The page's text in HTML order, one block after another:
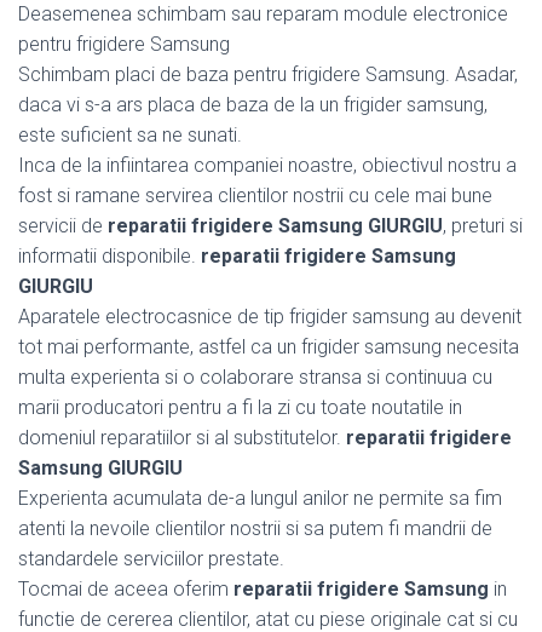
Deasemenea schimbam sau reparam module electronice
pentru frigidere Samsung
Schimbam placi de baza pentru frigidere Samsung. Asadar,
daca vi s-a ars placa de baza de la un frigider samsung,
este suficient sa ne sunati.
Inca de la infiintarea companiei noastre, obiectivul nostru a
fost si ramane servirea clientilor nostrii cu cele mai bune
servicii de reparatii frigidere Samsung GIURGIU, preturi si
informatii disponibile. reparatii frigidere Samsung
GIURGIU
Aparatele electrocasnice de tip frigider samsung au devenit
tot mai performante, astfel ca un frigider samsung necesita
multa experienta si o colaborare stransa si continuua cu
marii producatori pentru a fi la zi cu toate noutatile in
domeniul reparatiilor si al substitutelor. reparatii frigidere
Samsung GIURGIU
Experienta acumulata de-a lungul anilor ne permite sa fim
atenti la nevoile clientilor nostrii si sa putem fi mandrii de
standardele serviciilor prestate.
Tocmai de aceea oferim reparatii frigidere Samsung in
functie de cererea clientilor, atat cu piese originale cat si cu